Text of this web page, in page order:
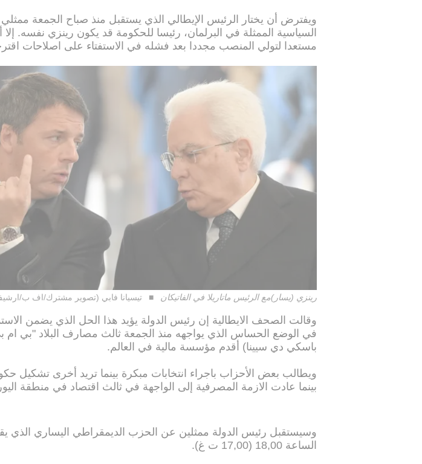
ويفترض أن يختار الرئيس الإيطالي الذي يستقبل منذ صباح الجمعة
السياسية الممثلة في البرلمان، رئيسا للحكومة قد يكون رينزي نفسه. إلا
مستعدا لتولي المنصب مجددا بعد فشله في الاستفتاء على اصلاحات
رينزي (يسار)مع الرئيس ماتاريلا في الفاتيكان تيسيانا فابي (تصوير مشترك/اف ب/
وقالت الصحف الايطالية إن رئيس الدولة يؤيد هذا الحل الذي يضمن
في الوضع الحساس الذي يواجهه منذ الجمعة ثالث مصارف البلاد "بي
باسكي دي سيينا) أقدم مؤسسة مالية في العالم.
ويطالب بعض الأحزاب باجراء انتخابات مبكرة بينما تريد أخرى تشكيل
بينما عادت الازمة المصرفية إلى الواجهة في ثالث اقتصاد في منطقة
وسيستقبل رئيس الدولة ممثلين عن الحزب الديمقراطي اليساري الذي
الساعة 18,00 (17,00 ت غ).